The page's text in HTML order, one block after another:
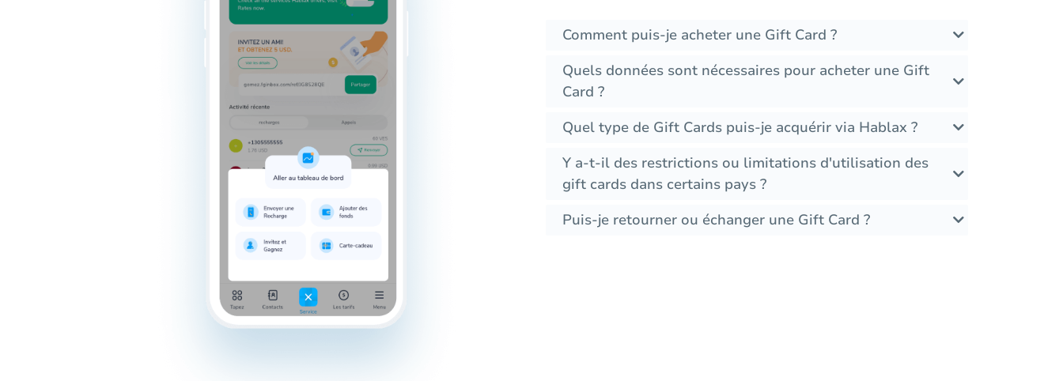
Comment puis-je acheter une Gift Card ?
Quels données sont nécessaires pour acheter une Gift
Card ?
Quel type de Gift Cards puis-je acquérir via Hablax ?
Y a-t-il des restrictions ou limitations d'utilisation des
gift cards dans certains pays ?
Puis-je retourner ou échanger une Gift Card ?